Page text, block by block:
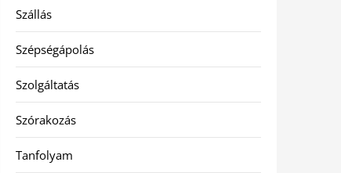
Szállás
Szépségápolás
Szolgáltatás
Szórakozás
Tanfolyam